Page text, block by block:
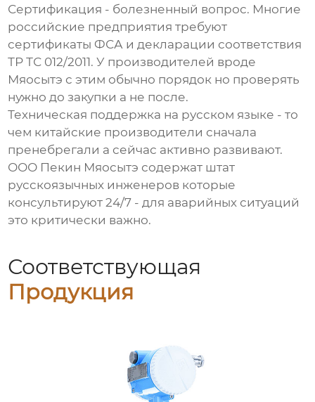
Сертификация - болезненный вопрос. Многие
российские предприятия требуют
сертификаты ФСА и декларации соответствия
ТР ТС 012/2011. У производителей вроде
Мяосытэ с этим обычно порядок но проверять
нужно до закупки а не после.
Техническая поддержка на русском языке - то
чем китайские производители сначала
пренебрегали а сейчас активно развивают.
ООО Пекин Мяосытэ содержат штат
русскоязычных инженеров которые
консультируют 24/7 - для аварийных ситуаций
это критически важно.
Соответствующая
Продукция